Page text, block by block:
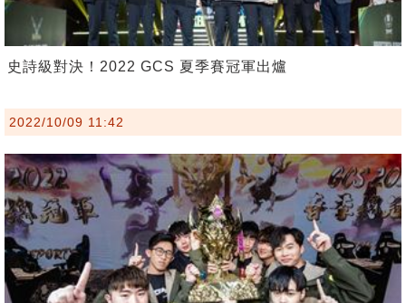
史詩級對決！2022 GCS 夏季賽冠軍出爐
2022/10/09 11:42